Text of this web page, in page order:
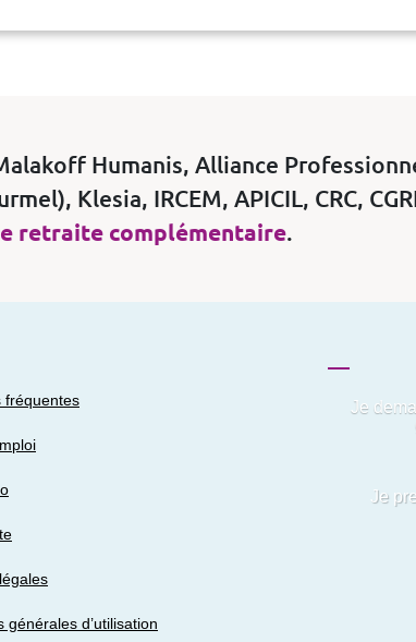
Humanis, Alliance
Klesia, IRCEM, APICIL, CRC,
retraite complémentaire.
fréquentes
générales d’utilisation
Je
Je